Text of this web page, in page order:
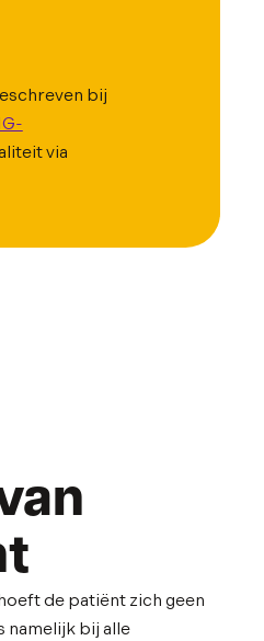
bij
via
de patiënt zich geen
namelijk bij alle